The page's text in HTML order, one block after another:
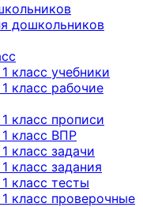
дошкольников
класс учебники
класс рабочие
класс прописи
класс ВПР
класс задачи
класс задания
класс тесты
класс проверочные